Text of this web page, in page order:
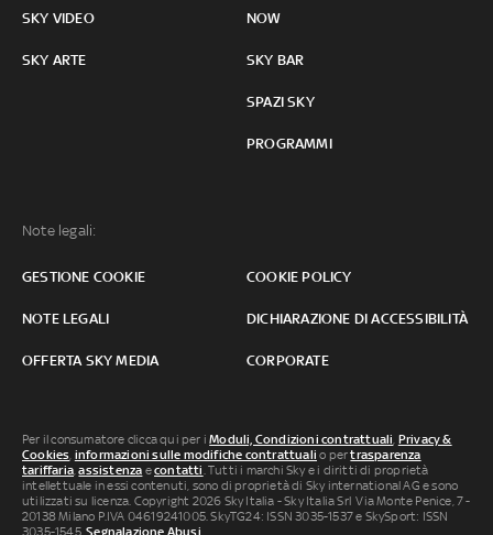
SKY VIDEO
SKY ARTE
NOW
SKY BAR
SPAZI SKY
PROGRAMMI
Note legali:
GESTIONE COOKIE COOKIE POLICY
NOTE LEGALI DICHIARAZIONE DI ACCESSIBILITÀ
OFFERTA SKY MEDIA CORPORATE
Per il consumatore clicca qui per iModuli, Condizioni contrattuali, Privacy &
Cookies, informazioni sulle modifiche contrattuali o pertrasparenza
tariffaria,assistenza econtatti. Tutti i marchi Sky e i diritti di proprietà
intellettuale in essi contenuti, sono di proprietà di Sky international AG e sono
utilizzati su licenza. Copyright 2026 Sky Italia - Sky Italia Srl Via Monte Penice, 7 -
20138 Milano P.IVA 04619241005. SkyTG24: ISSN 3035-1537 e SkySport: ISSN
3035-1545.Segnalazione Abusi